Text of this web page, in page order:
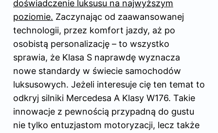
doświadczenie luksusu na najwyższym
poziomie. Zaczynając od zaawansowanej
technologii, przez komfort jazdy, aż po
osobistą personalizację – to wszystko
sprawia, że Klasa S naprawdę wyznacza
nowe standardy w świecie samochodów
luksusowych. Jeżeli interesuje cię ten temat to
odkryj silniki Mercedesa A Klasy W176. Takie
innowacje z pewnością przypadną do gustu
nie tylko entuzjastom motoryzacji, lecz także